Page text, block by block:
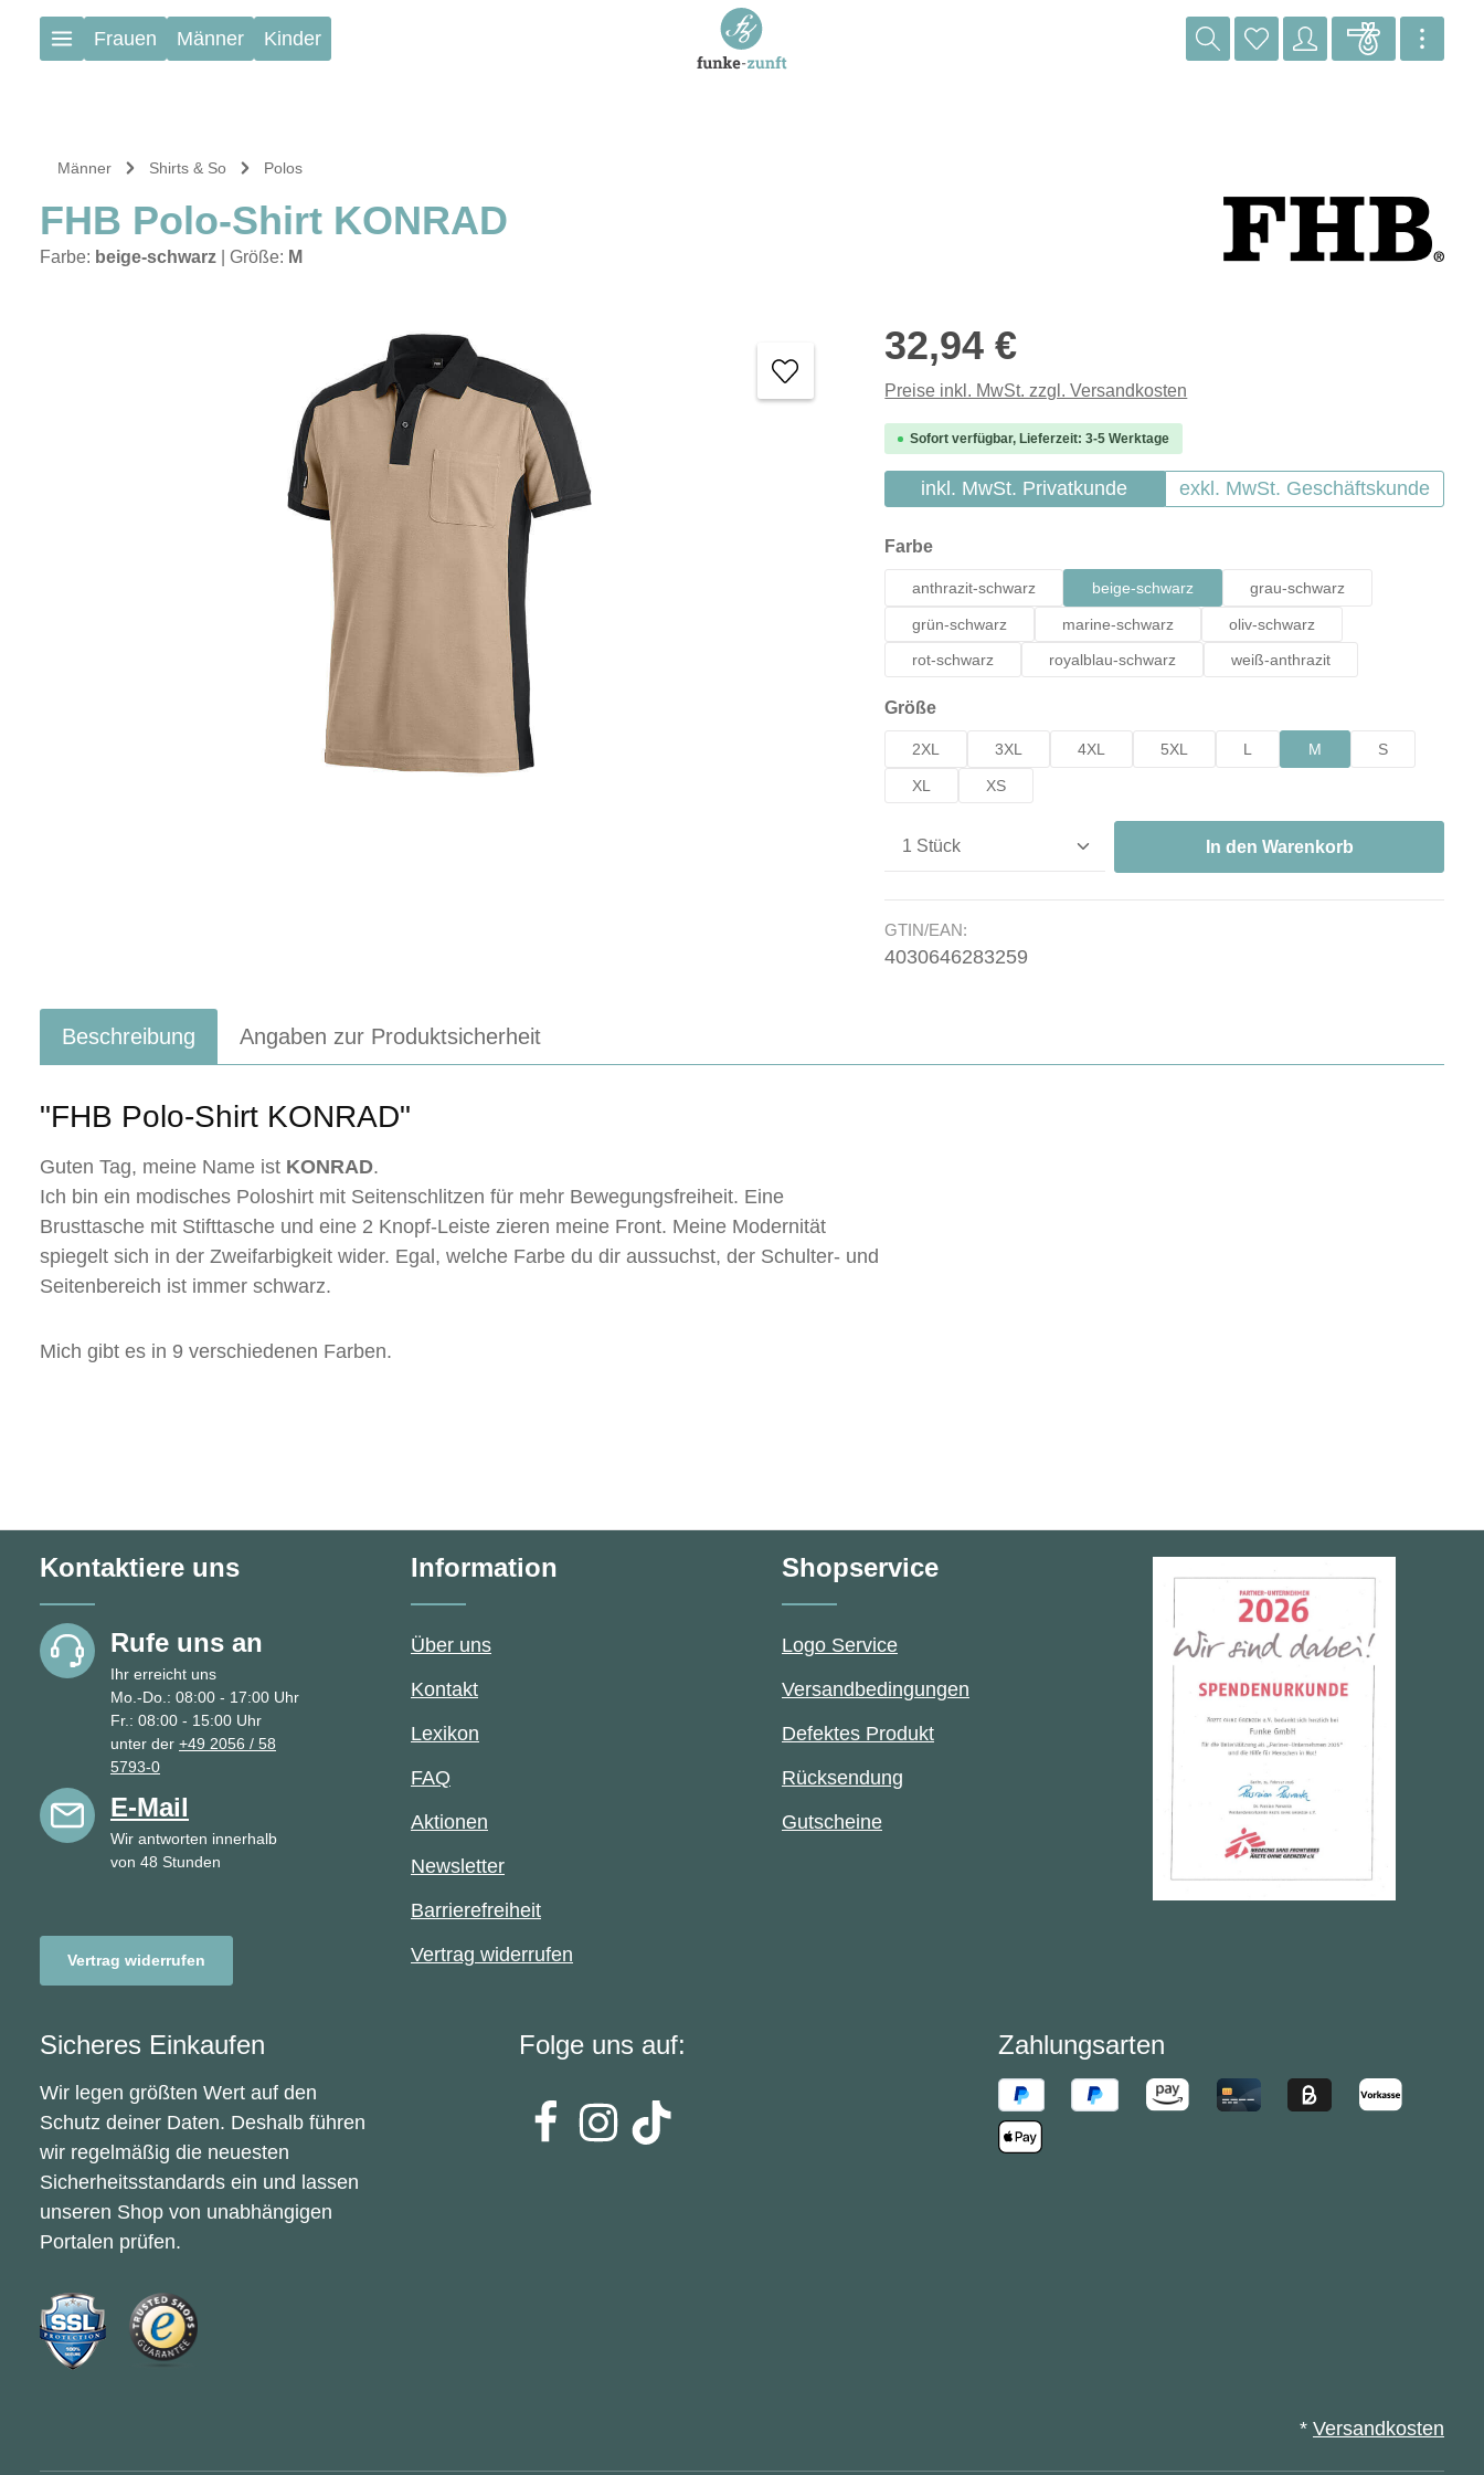
Zum Hauptinhalt springen
Frauen Männer Kinder
Männer Shirts & So Polos
FHB Polo-Shirt KONRAD
Farbe: beige-schwarz Größe: M
Regulärer Preis:
32,94 €
Preise inkl. MwSt. zzgl. Versandkosten
Sofort verfügbar, Lieferzeit: 3-5 Werktage
inkl. MwSt. Privatkunde exkl. MwSt. Geschäftskunde
Farbeauswählen
anthrazit-schwarz beige-schwarz grau-schwarz
grün-schwarz marine-schwarz
oliv-schwarz
rot-schwarz
royalblau-schwarz weiß-anthrazit
Größeauswählen
2XL 3XL 4XL 5XL L M S
XL XS
Produkt Anzahl: Gib den gewünschten Wert ein oder
In den Warenkorb
GTIN/EAN:
4030646283259
Beschreibung Angaben zur Produktsicherheit
"FHB Polo-Shirt KONRAD"
Guten Tag, meine Name ist KONRAD.
Ich bin ein modisches Poloshirt mit Seitenschlitzen für mehr Bewegungsfreiheit. Eine
Brusttasche mit Stifttasche und eine 2 Knopf-Leiste zieren meine Front. Meine Modernität
spiegelt sich in der Zweifarbigkeit wider. Egal, welche Farbe du dir aussuchst, der Schulter- und
Seitenbereich ist immer schwarz.
Mich gibt es in 9 verschiedenen Farben.
Kontaktiere uns
Rufe uns an
Ihr erreicht uns
Mo.-Do.: 08:00 - 17:00 Uhr
Fr.: 08:00 - 15:00 Uhr
unter der +49 2056 / 58
5793-0
E-Mail
Wir antworten innerhalb
von 48 Stunden
Vertrag widerrufen
Information
Über uns
Kontakt
Lexikon
FAQ
Aktionen
Newsletter
Barrierefreiheit
Vertrag widerrufen
Shopservice
Logo Service
Versandbedingungen
Defektes Produkt
Rücksendung
Gutscheine
Sicheres Einkaufen
Wir legen größten Wert auf den
Schutz deiner Daten. Deshalb führen
wir regelmäßig die neuesten
Sicherheitsstandards ein und lassen
unseren Shop von unabhängigen
Portalen prüfen.
Folge uns auf: Zahlungsarten
* Versandkosten